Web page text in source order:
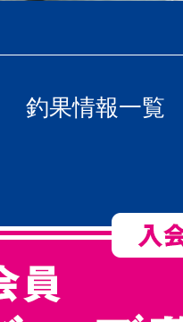
釣果情報一覧